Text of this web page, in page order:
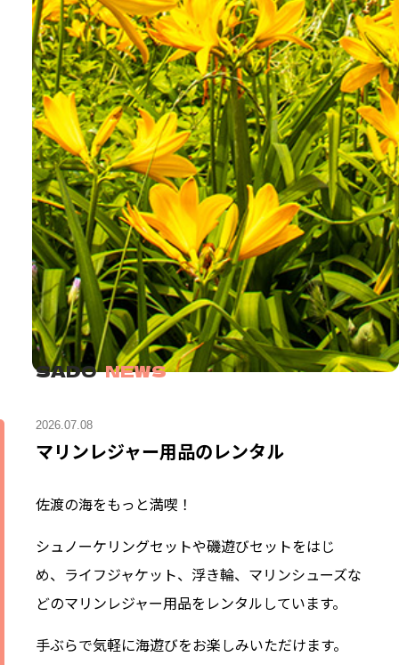
SADONEWS
2026.07.08
マリンレジャー用品のレンタル
佐渡の海をもっと満喫！
シュノーケリングセットや磯遊びセットをはじ
め、ライフジャケット、浮き輪、マリンシューズな
どのマリンレジャー用品をレンタルしています。
手ぶらで気軽に海遊びをお楽しみいただけます。